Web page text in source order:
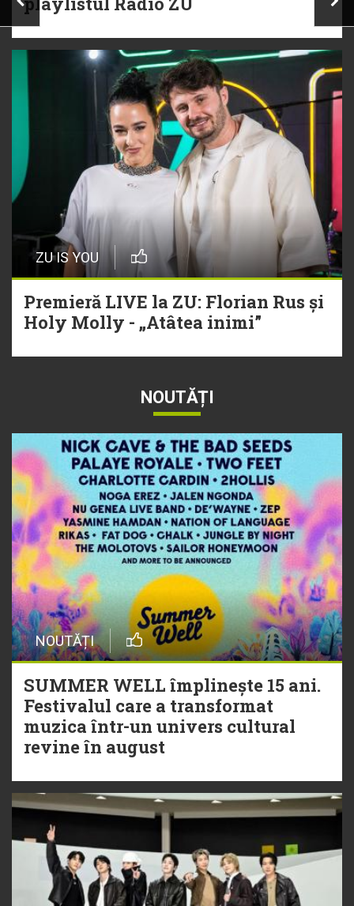
ZU IS YOU
Premieră LIVE la ZU: Florian Rus și
Holy Molly - „Atâtea inimi”
NOUTĂȚI
NOUTĂȚI
SUMMER WELL împlinește 15 ani.
Festivalul care a transformat
muzica într-un univers cultural
revine în august